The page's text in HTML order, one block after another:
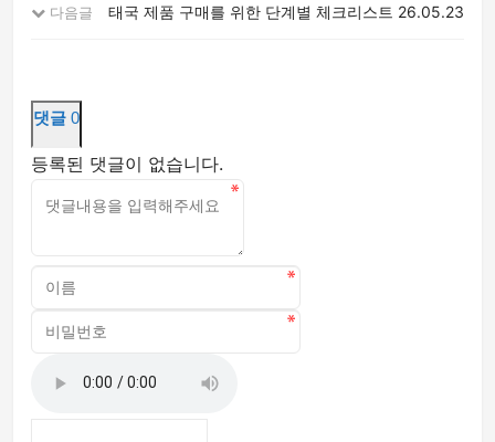
다음글 태국 제품 구매를 위한 단계별 체크리스트 26.05.23
댓글 0
등록된 댓글이 없습니다.